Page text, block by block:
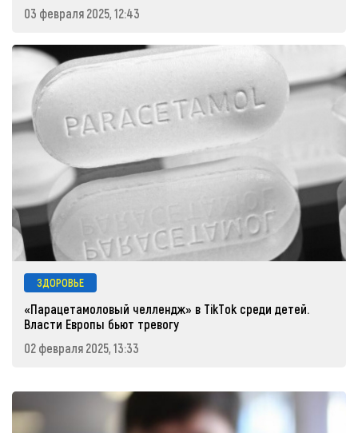
03 февраля 2025, 12:43
ЗДОРОВЬЕ
«Парацетамоловый челлендж» в TikTok среди детей.
Власти Европы бьют тревогу
02 февраля 2025, 13:33